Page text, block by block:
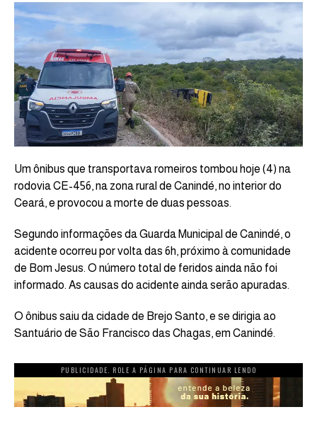
Um ônibus que transportava romeiros tombou hoje (4) na
rodovia CE-456, na zona rural de Canindé, no interior do
Ceará, e provocou a morte de duas pessoas.
Segundo informações da Guarda Municipal de Canindé, o
acidente ocorreu por volta das 6h, próximo à comunidade
de Bom Jesus. O número total de feridos ainda não foi
informado. As causas do acidente ainda serão apuradas.
O ônibus saiu da cidade de Brejo Santo, e se dirigia ao
Santuário de São Francisco das Chagas, em Canindé.
PUBLICIDADE. ROLE A PÁGINA PARA CONTINUAR LENDO